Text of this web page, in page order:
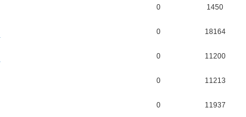
0 1450
0 18164
0 11200
0 11213
0 11937